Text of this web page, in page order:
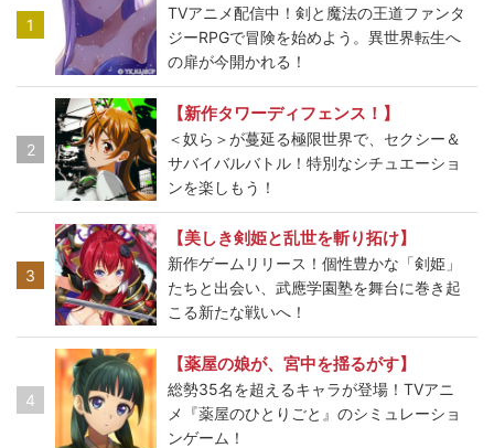
1
TVアニメ配信中！剣と魔法の王道ファンタ
ジーRPGで冒険を始めよう。異世界転生へ
の扉が今開かれる！
2
【新作タワーディフェンス！】
＜奴ら＞が蔓延る極限世界で、セクシー＆
サバイバルバトル！特別なシチュエーショ
ンを楽しもう！
3
【美しき剣姫と乱世を斬り拓け】
新作ゲームリリース！個性豊かな「剣姫」
たちと出会い、武應学園塾を舞台に巻き起
こる新たな戦いへ！
4
【薬屋の娘が、宮中を揺るがす】
総勢35名を超えるキャラが登場！TVアニ
メ『薬屋のひとりごと』のシミュレーショ
ンゲーム！